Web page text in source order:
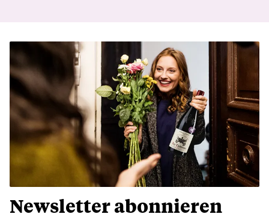
Newsletter abonnieren